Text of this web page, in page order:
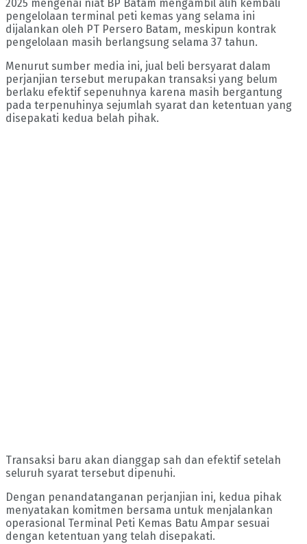
2025 mengenai niat BP Batam mengambil alih kembali
pengelolaan terminal peti kemas yang selama ini
dijalankan oleh PT Persero Batam, meskipun kontrak
pengelolaan masih berlangsung selama 37 tahun.
Menurut sumber media ini, jual beli bersyarat dalam
perjanjian tersebut merupakan transaksi yang belum
berlaku efektif sepenuhnya karena masih bergantung
pada terpenuhinya sejumlah syarat dan ketentuan yang
disepakati kedua belah pihak.
Transaksi baru akan dianggap sah dan efektif setelah
seluruh syarat tersebut dipenuhi.
Dengan penandatanganan perjanjian ini, kedua pihak
menyatakan komitmen bersama untuk menjalankan
operasional Terminal Peti Kemas Batu Ampar sesuai
dengan ketentuan yang telah disepakati.